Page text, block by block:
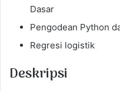
Dasar
Pengodean Python
Regresi logistik
Deskripsi